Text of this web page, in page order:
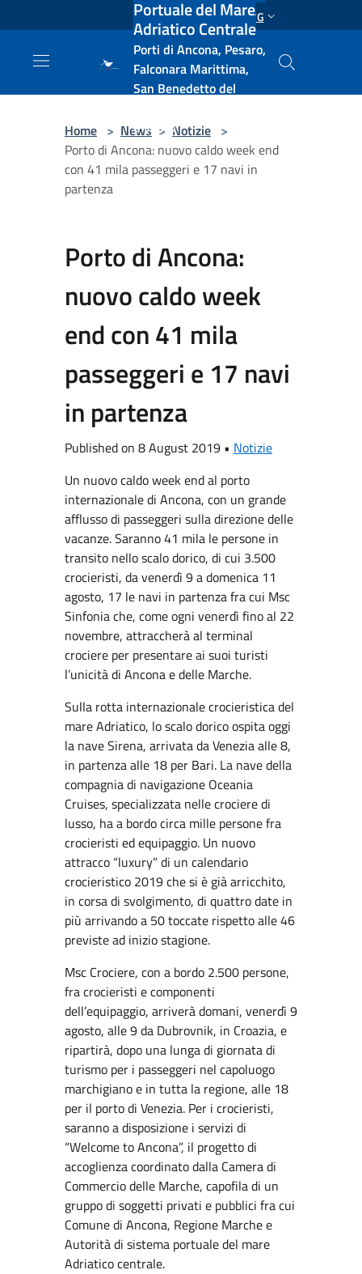
Salta al contenuto principale ENG
Portuale del Mare
Adriatico Centrale
Porti di Ancona, Pesaro,
Falconara Marittima,
San Benedetto del
e Vasto
Home > News > Notizie >
Porto di Ancona: nuovo caldo week end
con 41 mila passeggeri e 17 navi in
partenza
Porto di Ancona:
nuovo caldo week
end con 41 mila
passeggeri e 17 navi
in partenza
Published on 8 August 2019 • Notizie
Un nuovo caldo week end al porto
internazionale di Ancona, con un grande
afflusso di passeggeri sulla direzione delle
vacanze. Saranno 41 mila le persone in
transito nello scalo dorico, di cui 3.500
crocieristi, da venerdì 9 a domenica 11
agosto, 17 le navi in partenza fra cui Msc
Sinfonia che, come ogni venerdì fino al 22
novembre, attraccherà al terminal
crociere per presentare ai suoi turisti
l’unicità di Ancona e delle Marche.
Sulla rotta internazionale crocieristica del
mare Adriatico, lo scalo dorico ospita oggi
la nave Sirena, arrivata da Venezia alle 8,
in partenza alle 18 per Bari. La nave della
compagnia di navigazione Oceania
Cruises, specializzata nelle crociere di
lusso, ha a bordo circa mille persone fra
crocieristi ed equipaggio. Un nuovo
attracco “luxury” di un calendario
crocieristico 2019 che si è già arricchito,
in corsa di svolgimento, di quattro date in
più arrivando a 50 toccate rispetto alle 46
previste ad inizio stagione.
Msc Crociere, con a bordo 2.500 persone,
fra crocieristi e componenti
dell’equipaggio, arriverà domani, venerdì 9
agosto, alle 9 da Dubrovnik, in Croazia, e
ripartirà, dopo una lunga di giornata di
turismo per i passeggeri nel capoluogo
marchigiano e in tutta la regione, alle 18
per il porto di Venezia. Per i crocieristi,
saranno a disposizione i servizi di
“Welcome to Ancona”, il progetto di
accoglienza coordinato dalla Camera di
Commercio delle Marche, capofila di un
gruppo di soggetti privati e pubblici fra cui
Comune di Ancona, Regione Marche e
Autorità di sistema portuale del mare
Adriatico centrale.